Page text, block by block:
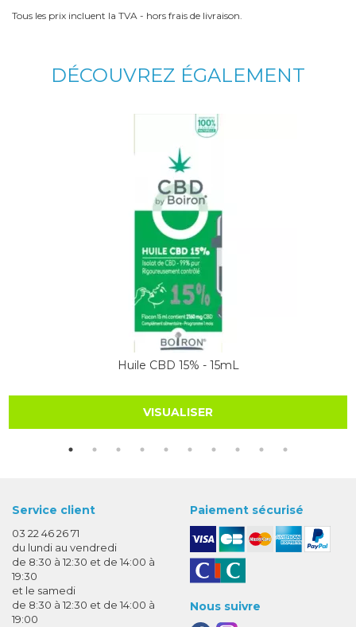
Tous les prix incluent la TVA - hors frais de livraison.
DÉCOUVREZ ÉGALEMENT
Huile CBD 15% - 15mL
VISUALISER
Service client
03 22 46 26 71
du lundi au vendredi
de 8:30 à 12:30 et de 14:00 à
19:30
et le samedi
de 8:30 à 12:30 et de 14:00 à
19:00
Paiement sécurisé
Nous suivre